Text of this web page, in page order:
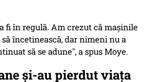
fi în regulă. Am crezut că mașinile
încetinească, dar nimeni nu a
să se adune", a spus Moye.
și-au pierdut viața